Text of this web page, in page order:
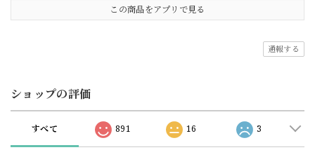
この商品をアプリで見る
通報する
ショップの評価
すべて 891 16 3